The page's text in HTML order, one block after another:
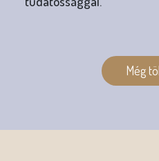
l
Még